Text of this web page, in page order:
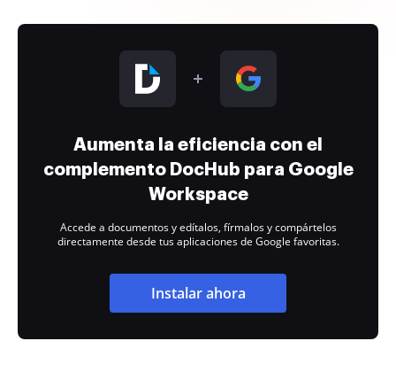
Aumenta la eficiencia con el
complemento DocHub para Google
Workspace
Accede a documentos y edítalos, fírmalos y compártelos
directamente desde tus aplicaciones de Google favoritas.
Instalar ahora